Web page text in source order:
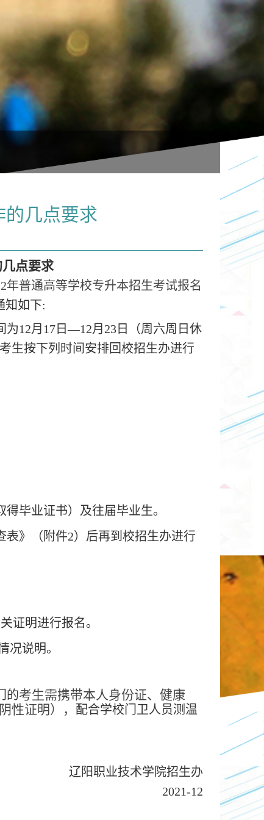
的几点要求
点要求
2年普通高等学校专升本招生考试报名
知如下:
为12月 17 日—12月23 日（周六周日休
生按下列时间安排回校招生办进行
毕业证书）及往届毕业生。
表》（附件2）后再到校招生办进行
证明进行报名。
况说明。
的考生需携带本人身份证、 健康
性证明）， 配合学校门卫人员测温
职业技术学院招生办
2021-12